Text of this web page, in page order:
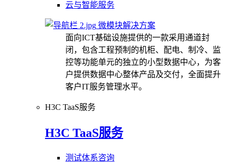
云与智能服务
微模块解决方案
面向ICT基础设施提供的一款采用通道封
闭，包含工程预制的机柜、配电、制冷、监
控等功能单元的独立的小型数据中心，为客
户提供数据中心整体产品及交付，全面提升
客户IT服务管理水平。
H3C TaaS服务
H3C TaaS服务
测试体系咨询